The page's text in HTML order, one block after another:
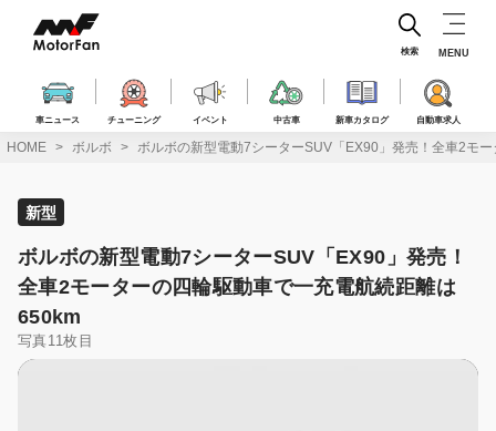
ス
車ニュース チューニング イベント 中古車 新車カタログ 自動車求人
検索 MENU
HOME ボルボ ボルボの新型電動7シーターSUV「EX90」発売！全車2モ
新型
ボルボの新型電動7シーターSUV「EX90」発売！
全車2モーターの四輪駆動車で一充電航続距離は
650km
写真11枚目